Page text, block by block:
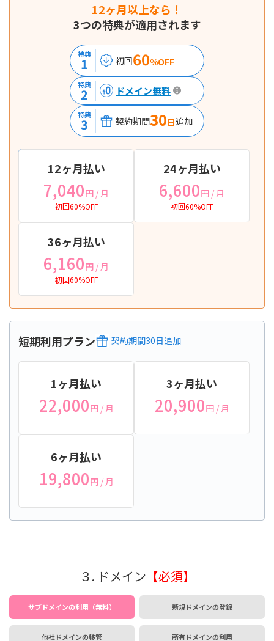
12ヶ月以上なら！
3つの特典が適用されます
特典
1 初回60%OFF
特典
2 ドメイン無料
特典
3 契約期間30日追加
12ヶ月払い
7,040円 / 月
初回60%OFF
24ヶ月払い
6,600円 / 月
初回60%OFF
36ヶ月払い
6,160円 / 月
初回60%OFF
短期利用プラン 契約期間30日追加
1ヶ月払い
22,000円/ 月
3ヶ月払い
20,900円/ 月
6ヶ月払い
19,800円/ 月
３. ドメイン 【必須】
サブドメインの利用（無料） 新規ドメインの登録
他社ドメインの移管 所有ドメインの利用